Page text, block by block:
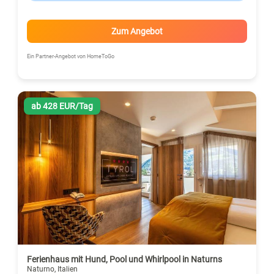
Zum Angebot
Ein Partner-Angebot von HomeToGo
ab 428 EUR/Tag
Ferienhaus mit Hund, Pool und Whirlpool in Naturns
Naturno, Italien